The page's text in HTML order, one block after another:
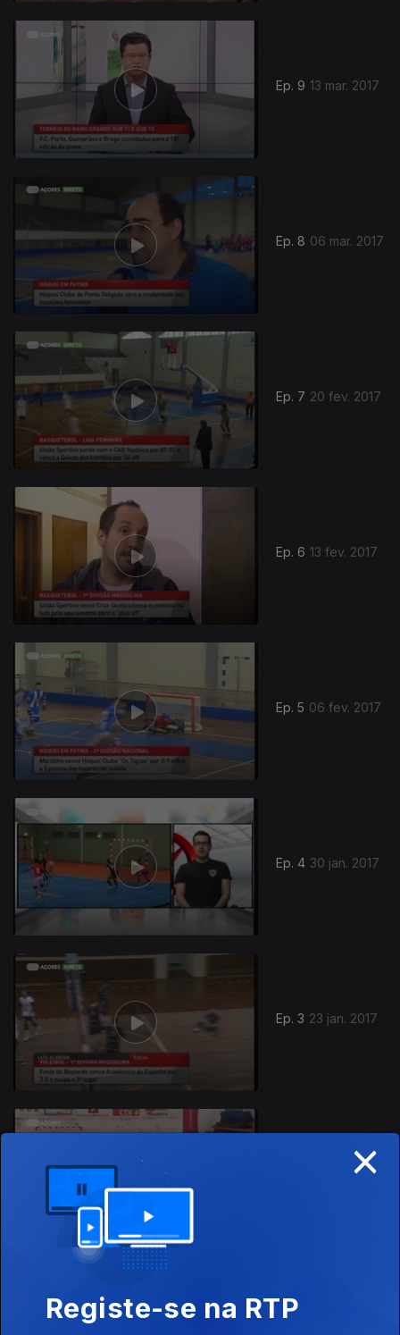
Ep. 9 13 mar. 2017
Ep. 8 06 mar. 2017
Ep. 7 20 fev. 2017
Ep. 6 13 fev. 2017
Ep. 5 06 fev. 2017
Ep. 4 30 jan. 2017
271257
Ep. 3 23 jan. 2017
16 jan. 2017
×
Registe-se na RTP